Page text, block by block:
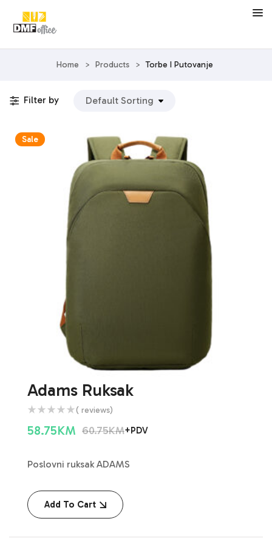
Home > Products > Torbe I Putovanje
Filter by
Sale
Adams Ruksak
( reviews)
60.75KM
58.75KM +PDV
Poslovni ruksak ADAMS
Add To Cart